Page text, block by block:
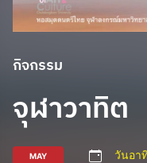
กิจกรรม
จุฬาวาทิต
MAY
วันอา